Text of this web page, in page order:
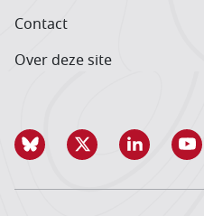
Contact
Over deze site